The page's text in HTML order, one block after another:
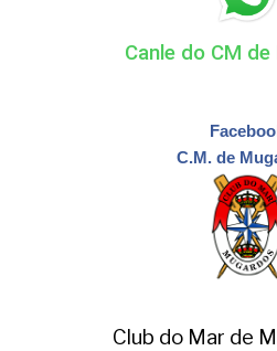
Canle do CM
C.M. de
Club do Mar de